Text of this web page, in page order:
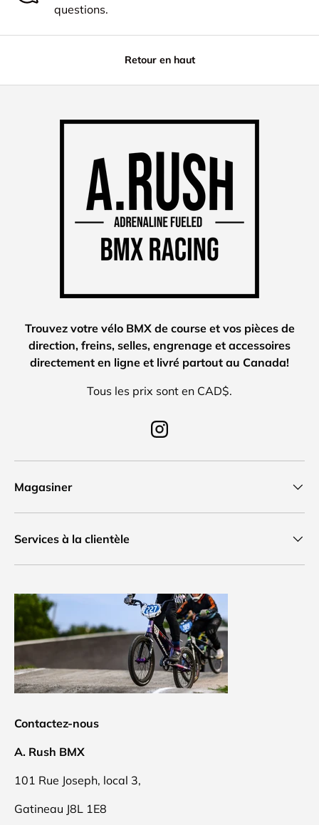
questions.
Retour en haut
Trouvez votre vélo BMX de course et vos pièces de
direction, freins, selles, engrenage et accessoires
directement en ligne et livré partout au Canada!
Tous les prix sont en CAD$.
Instagram
Magasiner
Services à la clientèle
Contactez-nous
A. Rush BMX
101 Rue Joseph, local 3,
Gatineau J8L 1E8